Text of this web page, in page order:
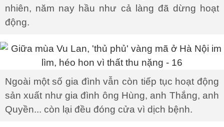
nhiên, năm nay hầu như cả làng đã dừng hoạt
động.
Ngoài một số gia đình vẫn còn tiếp tục hoạt động
sản xuất như gia đình ông Hùng, anh Thắng, anh
Quyền... còn lại đều đóng cửa vì dịch bệnh.